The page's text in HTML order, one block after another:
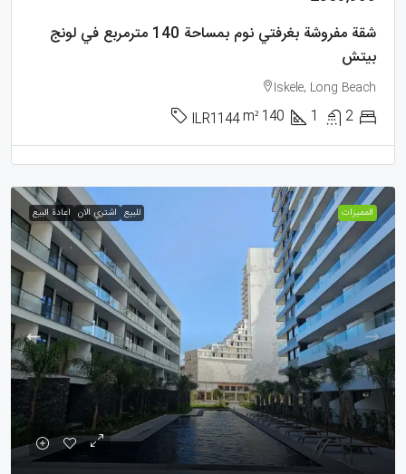
شقة مفروشة بغرفتي نوم بمساحة 140 مترمربع في لونج
بيتش
Iskele, Long Beach
2
1
140
m²
ILR1144
الممیزات للبيع اشتري الان اعادة البيع